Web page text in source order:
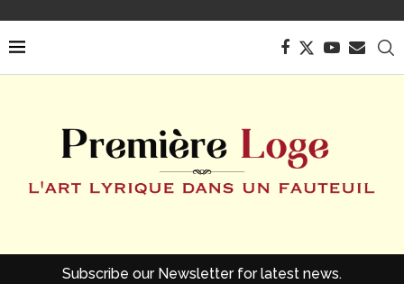
Subscribe our Newsletter for latest news.